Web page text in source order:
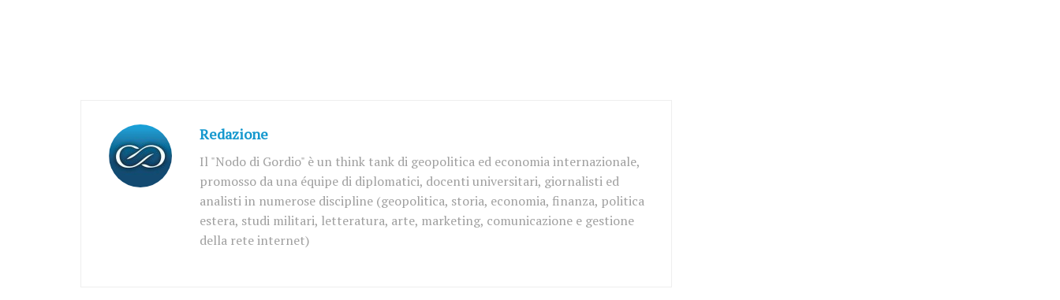
Redazione
Il "Nodo di Gordio" è un think tank di geopolitica ed economia internazionale,
promosso da una équipe di diplomatici, docenti universitari, giornalisti ed
analisti in numerose discipline (geopolitica, storia, economia, finanza, politica
estera, studi militari, letteratura, arte, marketing, comunicazione e gestione
della rete internet)